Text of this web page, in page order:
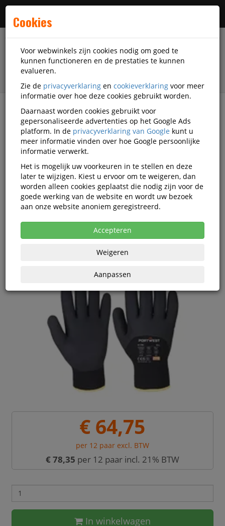
filter
Veiligheidsartikelen
Werkhandschoenen
Koudebeschermende handschoenen
OUTLET Portwest A146 thermisch
handschoenen, zwart, maat L, 12
paar
€ 64,75
per 12 paar excl. BTW
€ 78,35 per 12 paar incl. 21% BTW
In winkelwagen
Cookies
Voor webwinkels zijn cookies nodig om goed te
kunnen functioneren en de prestaties te kunnen
evalueren.
Zie de privacyverklaring en cookieverklaring voor meer
informatie over hoe deze cookies gebruikt worden.
Daarnaast worden cookies gebruikt voor
gepersonaliseerde advertenties op het Google Ads
platform. In de privacyverklaring van Google kunt u
meer informatie vinden over hoe Google persoonlijke
informatie verwerkt.
Het is mogelijk uw voorkeuren in te stellen en deze
later te wijzigen. Kiest u ervoor om te weigeren, dan
worden alleen cookies geplaatst die nodig zijn voor de
goede werking van de website en wordt uw bezoek
aan onze website anoniem geregistreerd.
Accepteren
Weigeren
Aanpassen